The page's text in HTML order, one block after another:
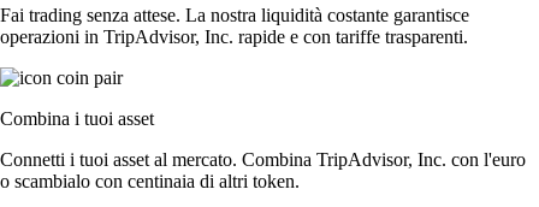
Fai trading senza attese. La nostra liquidità costante garantisce
operazioni in TripAdvisor, Inc. rapide e con tariffe trasparenti.
Combina i tuoi asset
Connetti i tuoi asset al mercato. Combina TripAdvisor, Inc. con l'euro
o scambialo con centinaia di altri token.